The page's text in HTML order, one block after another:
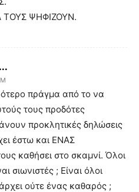
ΨΗΦΙΖΟΥΝ.
πράγμα από το να
τους προδότες
προκλητικές δηλώσεις
έστω και ΕΝΑΣ
καθήσει στο σκαμνί. Όλοι
σιωνιστές ; Είναι όλοι
ούτε ένας καθαρός ;